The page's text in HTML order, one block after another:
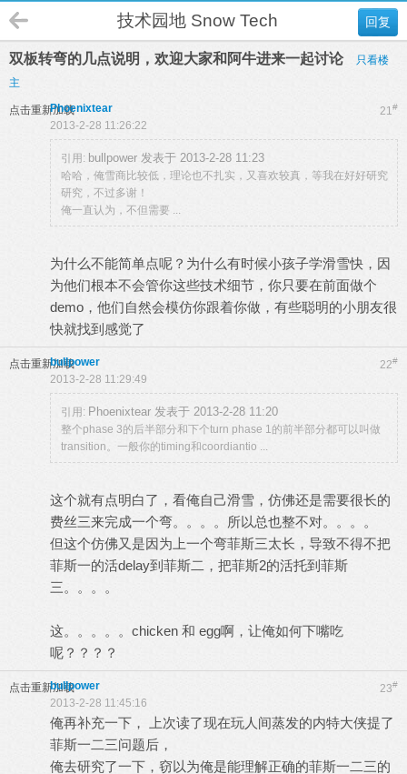
回复
技术园地 Snow Tech
双板转弯的几点说明，欢迎大家和阿牛进来一起讨论
只看楼
主
点击重新加载 21#
Phoenixtear
2013-2-28 11:26:22
引用: bullpower 发表于 2013-2-28 11:23
哈哈，俺雪商比较低，理论也不扎实，又喜欢较真，等我在好好研究
研究，不过多谢！
俺一直认为，不但需要 ...
为什么不能简单点呢？为什么有时候小孩子学滑雪快，因
为他们根本不会管你这些技术细节，你只要在前面做个
demo，他们自然会模仿你跟着你做，有些聪明的小朋友很
快就找到感觉了
点击重新加载 22#
bullpower
2013-2-28 11:29:49
引用: Phoenixtear 发表于 2013-2-28 11:20
整个phase 3的后半部分和下个turn phase 1的前半部分都可以叫做
transition。一般你的timing和coordiantio ...
这个就有点明白了，看俺自己滑雪，仿佛还是需要很长的
费丝三来完成一个弯。。。。所以总也整不对。。。。
但这个仿佛又是因为上一个弯菲斯三太长，导致不得不把
菲斯一的活delay到菲斯二，把菲斯2的活托到菲斯
三。。。。
这。。。。。chicken 和 egg啊，让俺如何下嘴吃
呢？？？？
点击重新加载 23#
bullpower
2013-2-28 11:45:16
俺再补充一下， 上次读了现在玩人间蒸发的内特大侠提了
菲斯一二三问题后，
俺去研究了一下，窃以为俺是能理解正确的菲斯一二三的